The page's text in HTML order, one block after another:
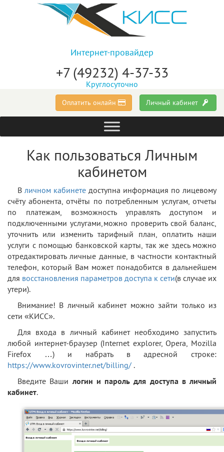
Интернет-провайдер
+7 (49232) 4-37-33
Круглосуточно
Личный кабинет
Оплатить онлайн
Как пользоваться Личным
кабинетом
В личном кабинете доступна информация по лицевому
счёту абонента, отчёты по потребленным услугам, отчеты
по платежам, возможность управлять доступом и
подключенными услугами,можно проверить свой баланс,
уточнить или изменить тарифный план, оплатить наши
услуги с помощью банковской карты, так же здесь можно
отредактировать личные данные, в частности контактный
телефон, который Вам может понадобится в дальнейшем
для восстановления параметров доступа к сети(в случае их
утери).
Внимание! В личный кабинет можно зайти только из
сети «КИСС».
Для входа в личный кабинет необходимо запустить
любой интернет-браузер (Internet explorer, Opera, Mozilla
Firefox …) и набрать в адресной строке:
https://www.kovrovinter.net/billing/ .
Введите Ваши логин и пароль для доступа в личный
кабинет.